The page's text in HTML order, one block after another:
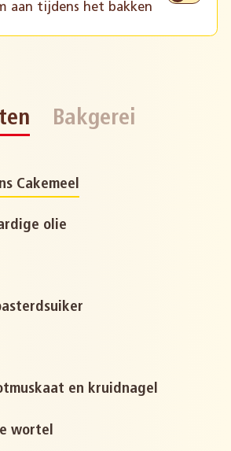
aan tijdens het bakken
Bakgerei
Cakemeel
olie
en kruidnagel
wortel